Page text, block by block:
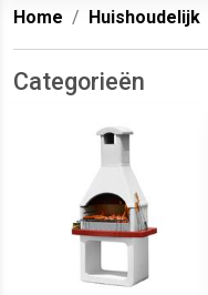
Home Huishoudelijk
Categorieën